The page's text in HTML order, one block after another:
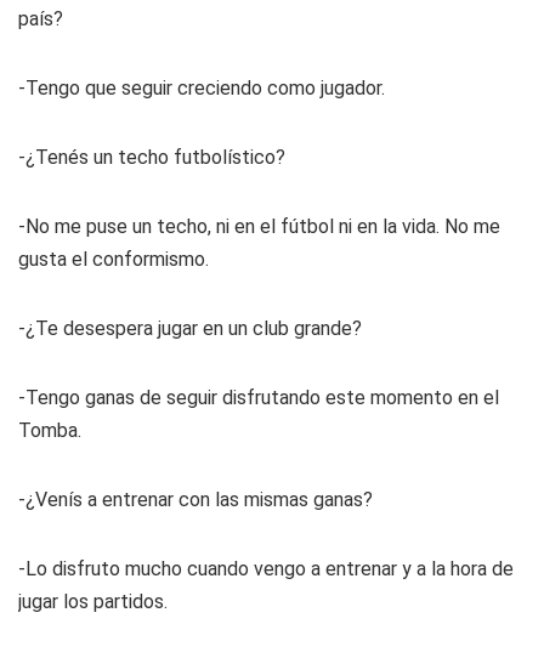
país?
-Tengo que seguir creciendo como jugador.
-¿Tenés un techo futbolístico?
-No me puse un techo, ni en el fútbol ni en la vida. No me
gusta el conformismo.
-¿Te desespera jugar en un club grande?
-Tengo ganas de seguir disfrutando este momento en el
Tomba.
-¿Venís a entrenar con las mismas ganas?
-Lo disfruto mucho cuando vengo a entrenar y a la hora de
jugar los partidos.